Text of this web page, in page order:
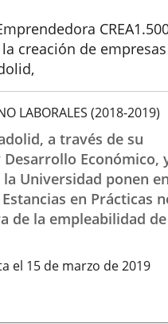
creación de empresas
LABORALES (2018-2019)
a través de su
Económico,
Universidad ponen
en Prácticas
de la empleabilidad de
el 15 de marzo de 2019